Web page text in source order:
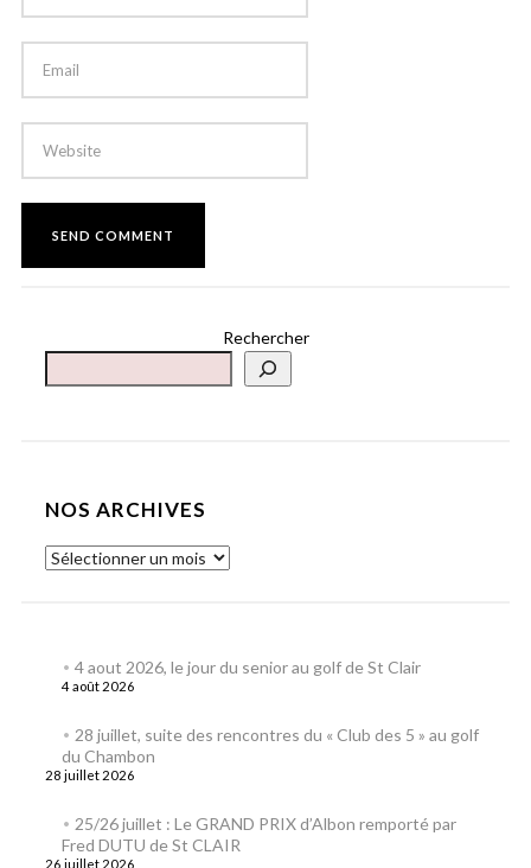
Rechercher
NOS ARCHIVES
4 aout 2026, le jour du senior au golf de St Clair
4 août 2026
28 juillet, suite des rencontres du « Club des 5 » au golf
du Chambon
28 juillet 2026
25/26 juillet : Le GRAND PRIX d’Albon remporté par
Fred DUTU de St CLAIR
26 juillet 2026